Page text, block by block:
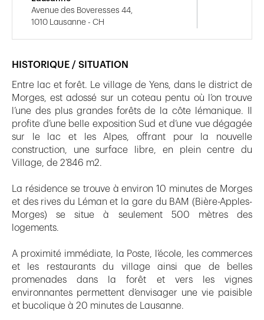
HISTORIQUE / SITUATION
Entre lac et forêt. Le village de Yens, dans le district de
Morges, est adossé sur un coteau pentu où l’on trouve
l’une des plus grandes forêts de la côte lémanique. Il
profite d’une belle exposition Sud et d’une vue dégagée
sur le lac et les Alpes, offrant pour la nouvelle
construction, une surface libre, en plein centre du
Village, de 2’846 m2.
La résidence se trouve à environ 10 minutes de Morges
et des rives du Léman et la gare du BAM (Bière-Apples-
Morges) se situe à seulement 500 mètres des
logements.
A proximité immédiate, la Poste, l’école, les commerces
et les restaurants du village ainsi que de belles
promenades dans la forêt et vers les vignes
environnantes permettent d’envisager une vie paisible
et bucolique à 20 minutes de Lausanne.
Avenue des Boveresses 44,
1010 Lausanne - CH